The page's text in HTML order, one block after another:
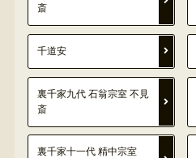
斎
千道安
裏千家九代 石翁宗室 不見
斎
裏千家十一代 精中宗室